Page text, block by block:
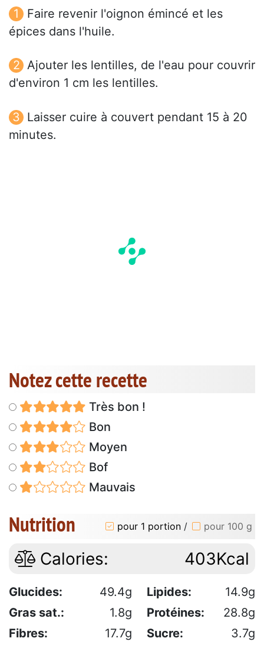
Faire revenir l'oignon émincé et les
épices dans l'huile.
Ajouter les lentilles, de l'eau pour couvrir
d'environ 1 cm les lentilles.
Laisser cuire à couvert pendant 15 à 20
minutes.
Notez cette recette
Très bon !
Bon
Moyen
Bof
Mauvais
Nutrition pour 1 portion / pour 100 g
Calories: 403Kcal
Glucides: 49.4g Lipides:
14.9g
Gras sat.:
1.8g Protéines:
28.8g
Fibres:
17.7g Sucre:
3.7g